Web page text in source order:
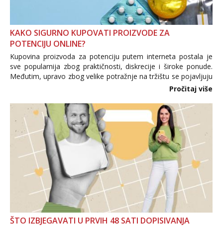
KAKO SIGURNO KUPOVATI PROIZVODE ZA
POTENCIJU ONLINE?
Kupovina proizvoda za potenciju putem interneta postala je
sve popularnija zbog praktičnosti, diskrecije i široke ponude.
Međutim, upravo zbog velike potražnje na tržištu se pojavljuju
i brojni krivotvoreni proizvodi, nepouzdane internetske
Pročitaj više
ŠTO IZBJEGAVATI U PRVIH 48 SATI DOPISIVANJA